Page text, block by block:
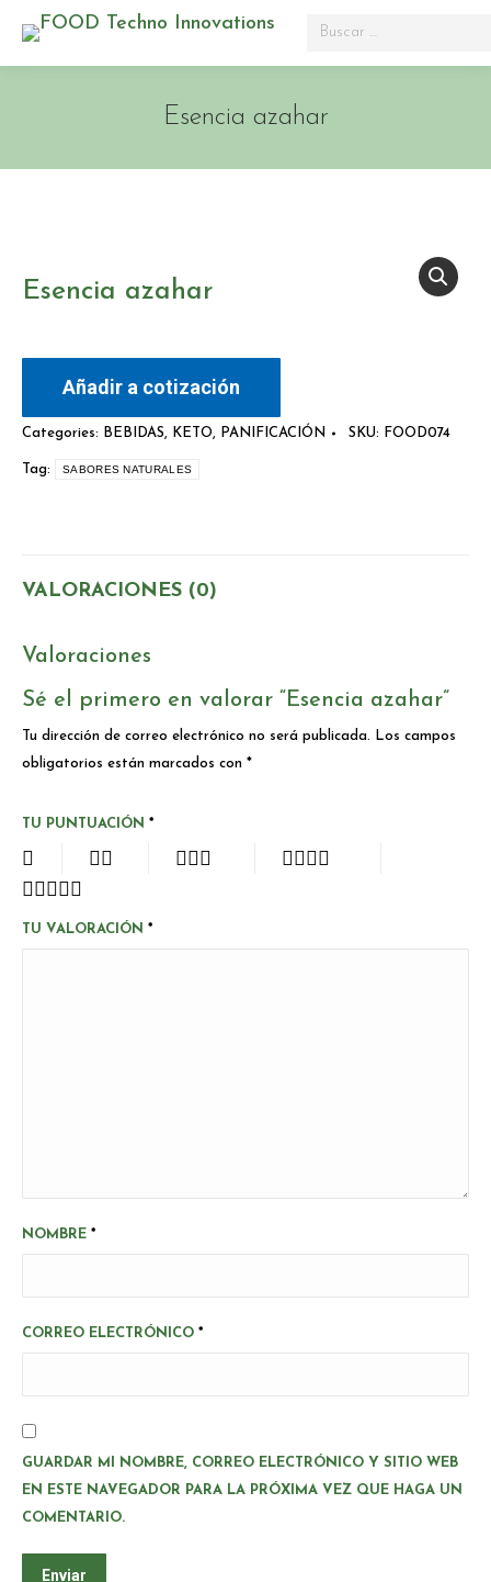
Search:
Esencia azahar
Esencia azahar
Añadir a cotización
Categories: BEBIDAS, KETO, PANIFICACIÓN SKU: FOOD074
Tag: SABORES NATURALES
VALORACIONES (0)
Valoraciones
Sé el primero en valorar “Esencia azahar”
Tu dirección de correo electrónico no será publicada.
Los campos
obligatorios están marcados con *
TU PUNTUACIÓN *
TU VALORACIÓN *
NOMBRE *
CORREO ELECTRÓNICO *
GUARDAR MI NOMBRE, CORREO ELECTRÓNICO Y SITIO WEB
EN ESTE NAVEGADOR PARA LA PRÓXIMA VEZ QUE HAGA UN
COMENTARIO.